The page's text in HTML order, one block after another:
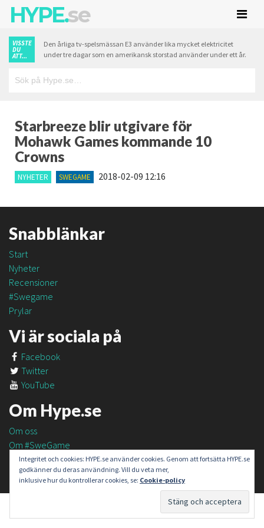
HYPE.se
VISSTE
DU
ATT...
Den årliga tv-spelsmässan E3 använder lika mycket elektricitet
under tre dagar som en amerikansk storstad använder under ett år.
Starbreeze blir utgivare för
Mohawk Games kommande 10
Crowns
NYHETER SWEGAME 2018-02-09 12:16
Snabblänkar
Start
Nyheter
Recensioner
#Swegame
Prylar
Vi är sociala på
Facebook
Twitter
YouTube
Om Hype.se
Om oss
Om #SweGame
Kontakt
Integritet och cookies: HYPE.se använder cookies. Genom att fortsätta HYPE.se
godkänner du deras användning. Vill du veta mer,
inklusive hur du kontrollerar cookies, se: Cookie-policy